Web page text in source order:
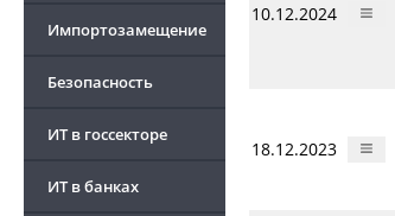
Импортозамещение
Безопасность
ИТ в госсекторе
ИТ в банках
10.12.2024
18.12.2023